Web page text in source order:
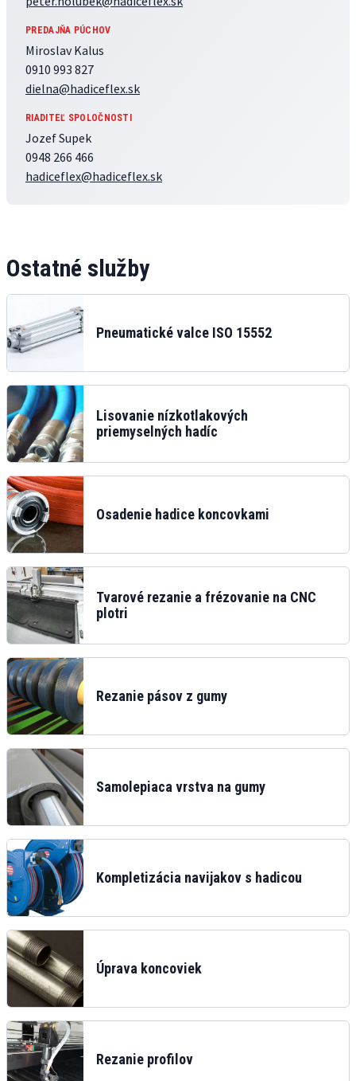
PREDAJŇA PÚCHOV
Miroslav Kalus
0910 993 827
dielna@hadiceflex.sk
RIADITEĽ SPOLOČNOSTI
Jozef Supek
0948 266 466
hadiceflex@hadiceflex.sk
Ostatné služby
Pneumatické valce ISO 15552
Lisovanie nízkotlakových
priemyselných hadíc
Osadenie hadice koncovkami
Tvarové rezanie a frézovanie na CNC
plotri
Rezanie pásov z gumy
Samolepiaca vrstva na gumy
Kompletizácia navijakov s hadicou
Úprava koncoviek
Rezanie profilov